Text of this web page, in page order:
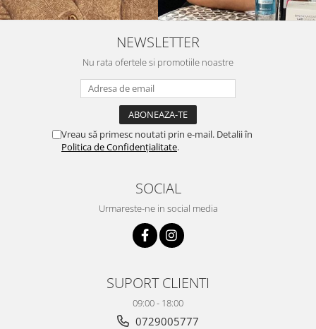
NEWSLETTER
Nu rata ofertele si promotiile noastre
Vreau să primesc noutati prin e-mail. Detalii în
Politica de Confidențialitate.
SOCIAL
Urmareste-ne in social media
SUPORT CLIENTI
09:00 - 18:00
0729005777